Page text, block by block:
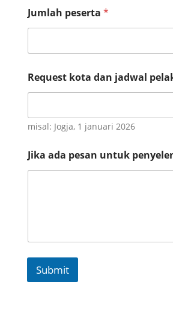
W
h
a
s
p
Jumlah peserta *
Request kota dan jadwal
misal: Jogja, 1 januari 2026
Jika ada pesan untuk
Submit